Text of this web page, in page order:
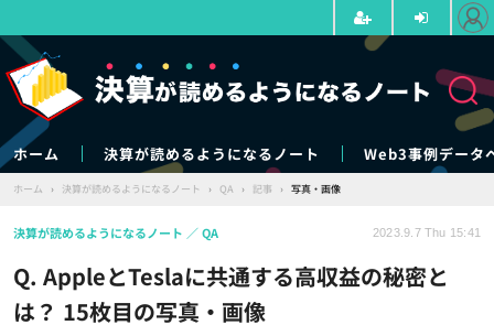
ホーム 決算が読めるようになるノート Web3事例データ
ホーム › 決算が読めるようになるノート › QA › 記事 › 写真・画像
Q. AppleとTeslaに共通する高収益の秘密と
は？ 15枚目の写真・画像
決算が読めるようになるノート QA 2023.9.7 Thu 15:41